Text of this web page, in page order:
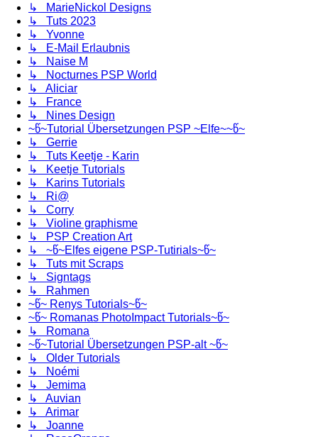
↳ MarieNickol Designs
↳ Tuts 2023
↳ Yvonne
↳ E-Mail Erlaubnis
↳ Naise M
↳ Nocturnes PSP World
↳ Aliciar
↳ France
↳ Nines Design
~წ~Tutorial Übersetzungen PSP ~Elfe~~წ~
↳ Gerrie
↳ Tuts Keetje - Karin
↳ Keetje Tutorials
↳ Karins Tutorials
↳ Ri@
↳ Corry
↳ Violine graphisme
↳ PSP Creation Art
↳ ~წ~Elfes eigene PSP-Tutirials~წ~
↳ Tuts mit Scraps
↳ Signtags
↳ Rahmen
~წ~ Renys Tutorials~წ~
~წ~ Romanas PhotoImpact Tutorials~წ~
↳ Romana
~წ~Tutorial Übersetzungen PSP-alt ~წ~
↳ Older Tutorials
↳ Noémi
↳ Jemima
↳ Auvian
↳ Arimar
↳ Joanne